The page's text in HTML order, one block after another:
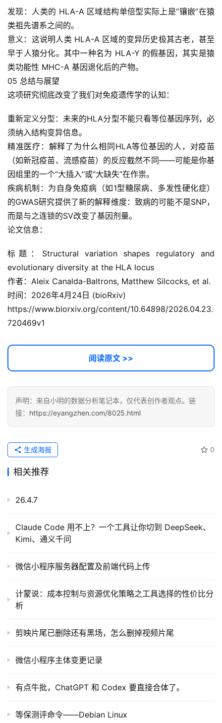
提
示
词
开
源
代
码
常
用
链
接
发现：人类的 HLA-A 区域结构单倍型实际上是“镶嵌”在猿
类祖先谱系之间的。
意义：这说明人类 HLA-A 区域的变异历史极其古老，甚至
早于人猿分化。其中一种名为 HLA-Y 的假基因，其实是猿
类功能性 MHC-A 基因退化后的产物。
05 总结与展望
这项研究彻底改变了我们对免疫遗传学的认知：
重新定义分型：未来的HLA分型不能只看等位基因序列，必
须纳入结构变异信息。
精准医疗：解释了为什么相同HLA等位基因的人，对疫苗
（如新冠疫苗、流感疫苗）的反应截然不同——可能是你基
因组里的一个“大插入”或“大缺失”在作祟。
疾病机制：为自身免疫病（如1型糖尿病、多发性硬化症）
的GWAS研究提供了新的解释维度：致病的可能不是SNP，
而是与之连锁的SV改变了基因剂量。
论文信息：
标题：Structural variation shapes regulatory and
evolutionary diversity at the HLA locus
作者：Aleix Canalda-Baltrons, Matthew Silcocks, et al.
时间：2026年4月24日 (bioRxiv)
https://www.biorxiv.org/content/10.64898/2026.04.23.
720469v1
阅读原文 >>
声明：来自小明的数据分析笔记本，仅代表创作者观点。链
接： https://eyangzhen.com/8025.html
0
生成海报
相关推荐
26.4.7
Claude Code 用不上？一个工具让你切到 DeepSeek、
Kimi、通义千问
微信小程序服务器配置及前端代码上传
计蒙说：成本控制与资源优化策略之工具选择的性价比分
析
剪映片尾已删除还有黑场，怎么删掉视频片尾
微信小程序主体变更记录
有点牛批，ChatGPT 和 Codex 要直接合体了。
等保测评命令——Debian Linux